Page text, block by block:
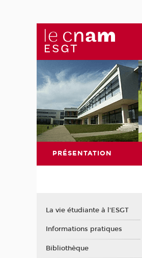
PRÉSENTATION
La vie étudiante à l'ESGT
Informations pratiques
Bibliothèque